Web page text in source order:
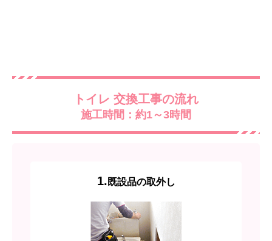
トイレ 交換工事の流れ
施工時間：約1～3時間
1. 既設品の取外し